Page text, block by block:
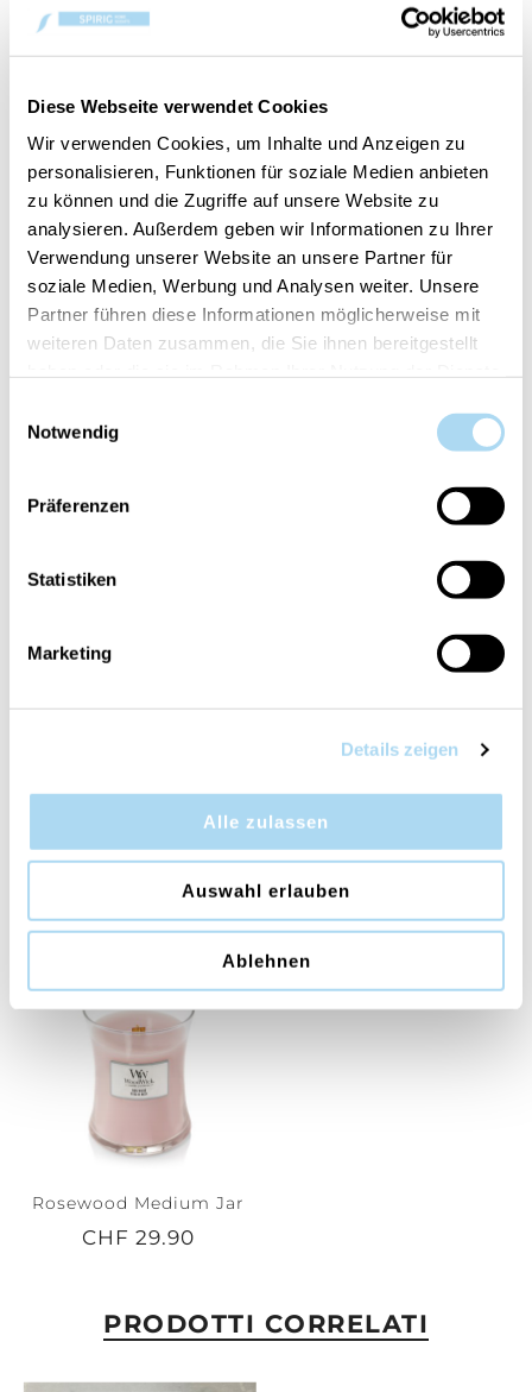
Diese Webseite verwendet Cookies
Wir verwenden Cookies, um Inhalte und Anzeigen zu
personalisieren, Funktionen für soziale Medien anbieten
zu können und die Zugriffe auf unsere Website zu
analysieren. Außerdem geben wir Informationen zu Ihrer
Verwendung unserer Website an unsere Partner für
soziale Medien, Werbung und Analysen weiter. Unsere
Partner führen diese Informationen möglicherweise mit
weiteren Daten zusammen, die Sie ihnen bereitgestellt
Notwendig
Präferenzen
Statistiken
Marketing
Details zeigen
Alle zulassen
Auswahl erlauben
Ablehnen
HANNO ACQUISTATO ANCHE
CHF 29.90
Manuka Nectar Medium
CHF 29.90
Spiced Blackberry Large
Jar
CHF 39.90
Cinnamon Chai Large
Jar
CHF 39.90
Rosewood Medium Jar
CHF 29.90
PRODOTTI CORRELATI